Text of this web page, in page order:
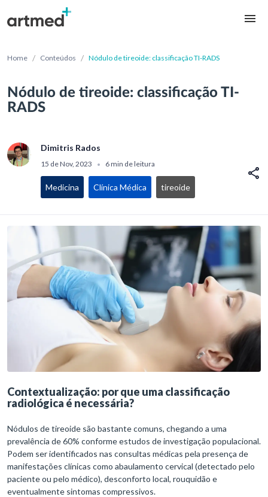
Home / Conteúdos / Nódulo de tireoide: classificação TI-RADS
Nódulo de tireoide: classificação TI-
RADS
Dimitris Rados
15 de Nov, 2023 • 6 min de leitura
Medicina Clínica Médica tireoide
Contextualização: por que uma classificação
radiológica é necessária?
Nódulos de tireoide são bastante comuns, chegando a uma
prevalência de 60% conforme estudos de investigação populacional.
Podem ser identificados nas consultas médicas pela presença de
manifestações clínicas como abaulamento cervical (detectado pelo
paciente ou pelo médico), desconforto local, rouquidão e
eventualmente sintomas compressivos.